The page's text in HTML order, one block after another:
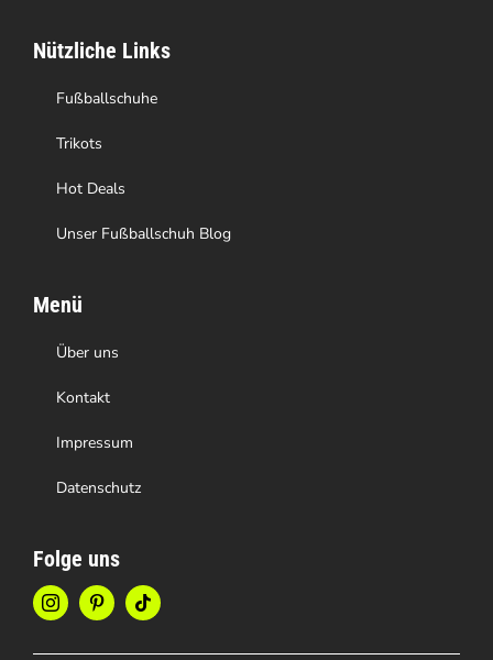
der
Produktseite
gewählt
werden
Nützliche Links
Fußballschuhe
Trikots
Hot Deals
Unser Fußballschuh Blog
Menü
Über uns
Kontakt
Impressum
Datenschutz
Folge uns